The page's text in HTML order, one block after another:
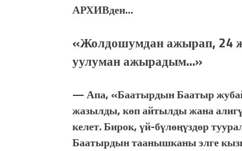
АРХИВден…
«Жолдошумдан ажырап, 24
уулуман ажырадым…»
— Апа, «Баатырдын Баатыр
жазылды, көп айтылды жана
келет. Бирок, үй-бүлөңүздөр
Баатырдын таанышканы элге